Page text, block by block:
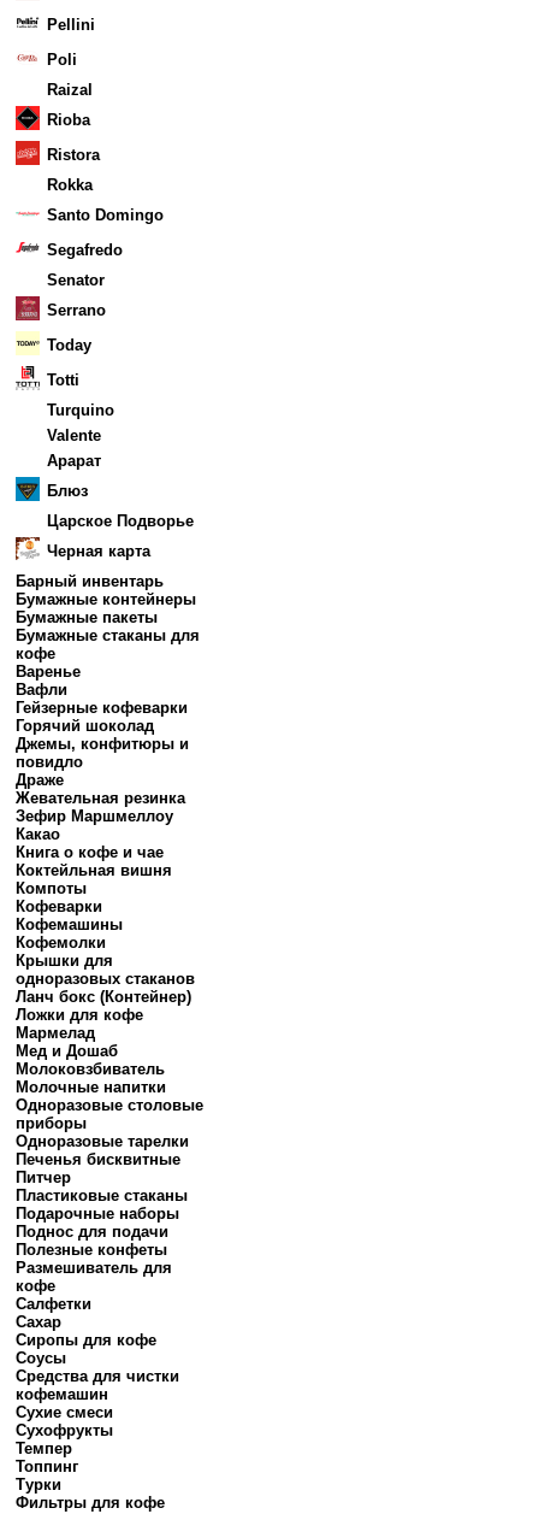
Pellini
Poli
Raizal
Rioba
Ristora
Rokka
Santo Domingo
Segafredo
Senator
Serrano
Today
Totti
Turquino
Valente
Арарат
Блюз
Царское Подворье
Черная карта
Барный инвентарь
Бумажные контейнеры
Бумажные пакеты
Бумажные стаканы для
кофе
Варенье
Вафли
Гейзерные кофеварки
Горячий шоколад
Джемы, конфитюры и
повидло
Драже
Жевательная резинка
Зефир Маршмеллоу
Какао
Книга о кофе и чае
Коктейльная вишня
Компоты
Кофеварки
Кофемашины
Кофемолки
Крышки для
одноразовых стаканов
Ланч бокс (Контейнер)
Ложки для кофе
Мармелад
Мед и Дошаб
Молоковзбиватель
Молочные напитки
Одноразовые столовые
приборы
Одноразовые тарелки
Печенья бисквитные
Питчер
Пластиковые стаканы
Подарочные наборы
Поднос для подачи
Полезные конфеты
Размешиватель для
кофе
Салфетки
Сахар
Сиропы для кофе
Соусы
Средства для чистки
кофемашин
Сухие смеси
Сухофрукты
Темпер
Топпинг
Турки
Фильтры для кофе